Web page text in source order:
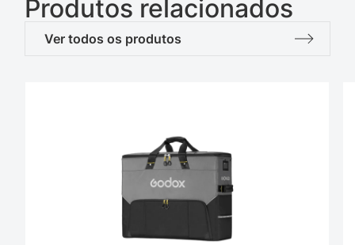
Produtos relacionados
Ver todos os produtos